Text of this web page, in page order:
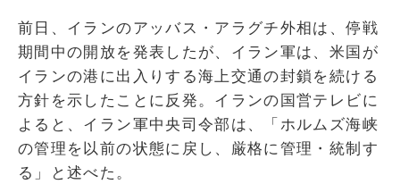
前日、イランのアッバス・アラグチ外相は、停戦
期間中の開放を発表したが、イラン軍は、米国が
イランの港に出入りする海上交通の封鎖を続ける
方針を示したことに反発。イランの国営テレビに
よると、イラン軍中央司令部は、「ホルムズ海峡
の管理を以前の状態に戻し、厳格に管理・統制す
る」と述べた。